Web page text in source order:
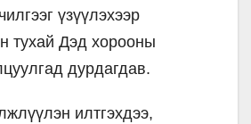
үзүүлэхээр
тухай Дэд хорооны
дурдагдав.
илтгэхдээ,